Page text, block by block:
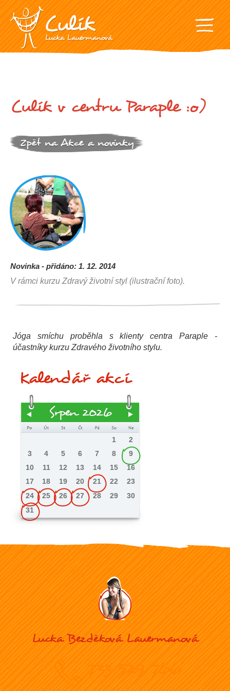
Culík v centru Paraple :o)
Zpět na Akce a novinky
Novinka - přidáno: 1. 12. 2014
V rámci kurzu Zdravý životní styl (ilustrační foto).
Jóga smíchu proběhla s klienty centra Paraple -
účastníky kurzu Zdravého životního stylu.
Kalendář akcí
Srpen 2026
1
2
3
4 5 6 7 8
9
10
11 12 13 14 15
16
17
18 19 20 21 22
23
24
25 26 27 28 29
30
31
Lucka Bezděková Lauermanová
733 529 766